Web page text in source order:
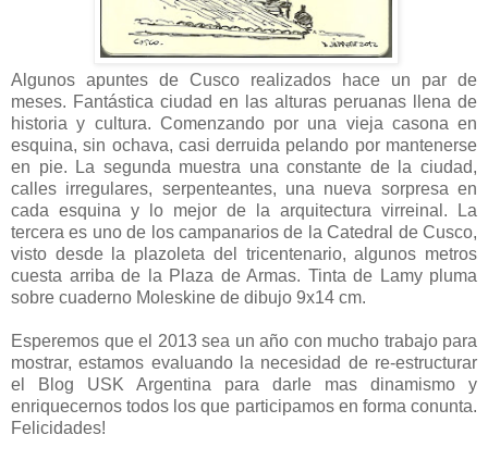
Algunos apuntes de Cusco realizados hace un par de
meses. Fantástica ciudad en las alturas peruanas llena de
historia y cultura. Comenzando por una vieja casona en
esquina, sin ochava, casi derruida pelando por mantenerse
en pie. La segunda muestra una constante de la ciudad,
calles irregulares, serpenteantes, una nueva sorpresa en
cada esquina y lo mejor de la arquitectura virreinal. La
tercera es uno de los campanarios de la Catedral de Cusco,
visto desde la plazoleta del tricentenario, algunos metros
cuesta arriba de la Plaza de Armas. Tinta de Lamy pluma
sobre cuaderno Moleskine de dibujo 9x14 cm.
Esperemos que el 2013 sea un año con mucho trabajo para
mostrar, estamos evaluando la necesidad de re-estructurar
el Blog USK Argentina para darle mas dinamismo y
enriquecernos todos los que participamos en forma conunta.
Felicidades!